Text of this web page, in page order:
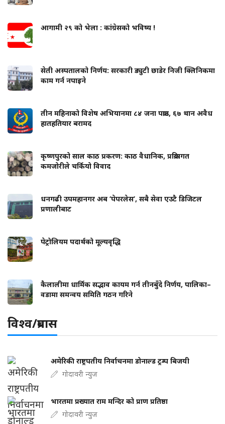
आगामी २९ को भेला : कांग्रेसको भविष्य !
सेती अस्पतालको निर्णय: सरकारी ड्युटी छाडेर निजी क्लिनिकमा
काम गर्न नपाइने
तीन महिनाको विशेष अभियानमा ८४ जना पक्राउ, ६७ थान अवैध
हातहतियार बरामद
कृष्णपुरको साल काठ प्रकरण: काठ वैधानिक, प्रक्रियागत
कमजोरीले चर्कियो विवाद
धनगढी उपमहानगर अब ‘पेपरलेस’, सबै सेवा एउटै डिजिटल
प्रणालीबाट
पेट्रोलियम पदार्थको मूल्यवृद्धि
कैलालीमा धार्मिक सद्भाव कायम गर्न तीनबुँदे निर्णय, पालिका–
वडामा समन्वय समिति गठन गरिने
विश्व/प्रबास
अमेरिकी राष्ट्रपतीय निर्वाचनमा डोनाल्ड ट्रम्प बिजयी
गोदावरी न्युज
भारतमा प्रख्यात राम मन्दिर को प्राण प्रतिष्ठा
गोदावरी न्युज